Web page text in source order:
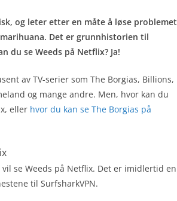
og leter etter en måte å løse problemet
Det er grunnhistorien til
du se Weeds på Netflix? Ja!
av TV-serier som The Borgias, Billions,
og mange andre. Men, hvor kan du
eller hvor du kan se The Borgias på
se Weeds på Netflix. Det er imidlertid en
til SurfsharkVPN.